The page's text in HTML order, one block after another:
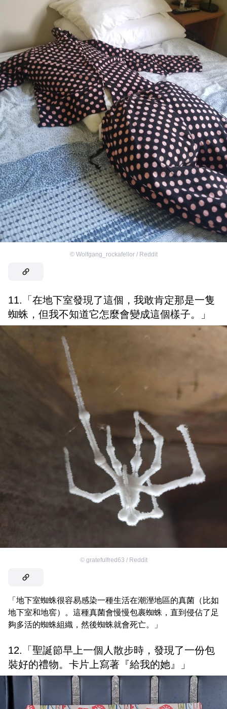
© Wolfgang_rockafellor / Reddit
11.「在地下室發現了這個，我敢肯定那是一隻
蜘蛛，但我不知道它怎麼會變成這個樣子。」
© gratefulfred63 / Reddit
「地下室蜘蛛很容易感染一種生活在潮溼地區的真菌（比如
地下室和地窖）。這種真菌會慢慢包裹蜘蛛，直到侵佔了足
夠多活的蜘蛛組織，然後蜘蛛就會死亡。」
12.「聖誕節早上一個人散步時，發現了一份包
裝好的禮物。卡片上寫著『給我的她』」